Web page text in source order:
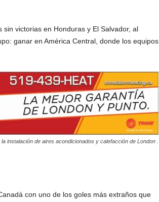
victorias en Honduras y El Salvador, al
ganar en América Central, donde los equipos
instalación de aires acondicionados y calefacción de London .
con uno de los goles más extraños que